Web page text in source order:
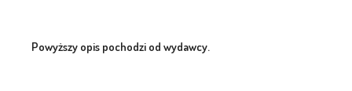
Powyższy opis pochodzi od wydawcy.